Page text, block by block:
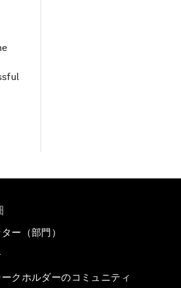
ー（部門）
クホルダーのコミュニティ